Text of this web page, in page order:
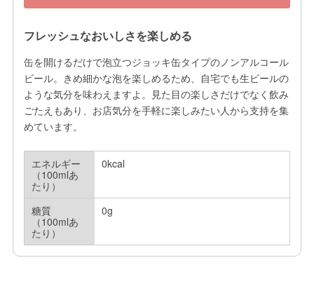
フレッシュなおいしさを楽しめる
缶を開けるだけで泡立つジョッキ缶タイプのノンアルコール
ビール。きめ細かな泡を楽しめるため、自宅でも生ビールの
ような気分を味わえますよ。見た目の楽しさだけでなく飲み
ごたえもあり、お店気分を手軽に楽しみたい人から支持を集
めています。
エネルギー
（100mlあ
たり）
0kcal
糖質
（100mlあ
たり）
0g